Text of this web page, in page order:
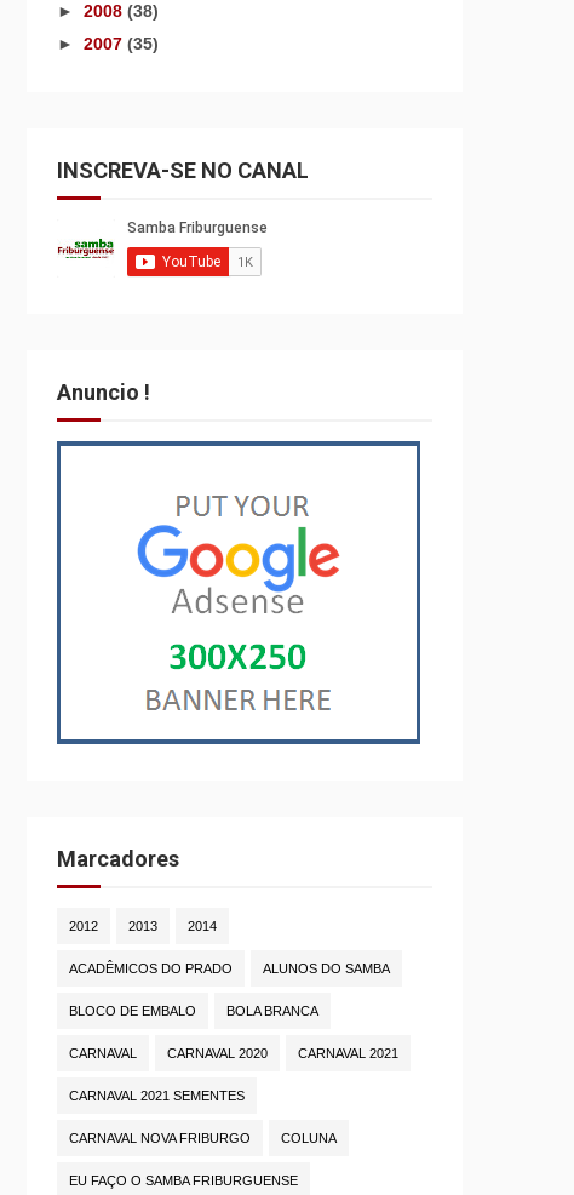
► 2008 (38)
► 2007 (35)
INSCREVA-SE NO CANAL
Anuncio !
Marcadores
2012 2013 2014
ACADÊMICOS DO PRADO ALUNOS DO SAMBA
BLOCO DE EMBALO BOLA BRANCA
CARNAVAL CARNAVAL 2020 CARNAVAL 2021
CARNAVAL 2021 SEMENTES
CARNAVAL NOVA FRIBURGO COLUNA
EU FAÇO O SAMBA FRIBURGUENSE